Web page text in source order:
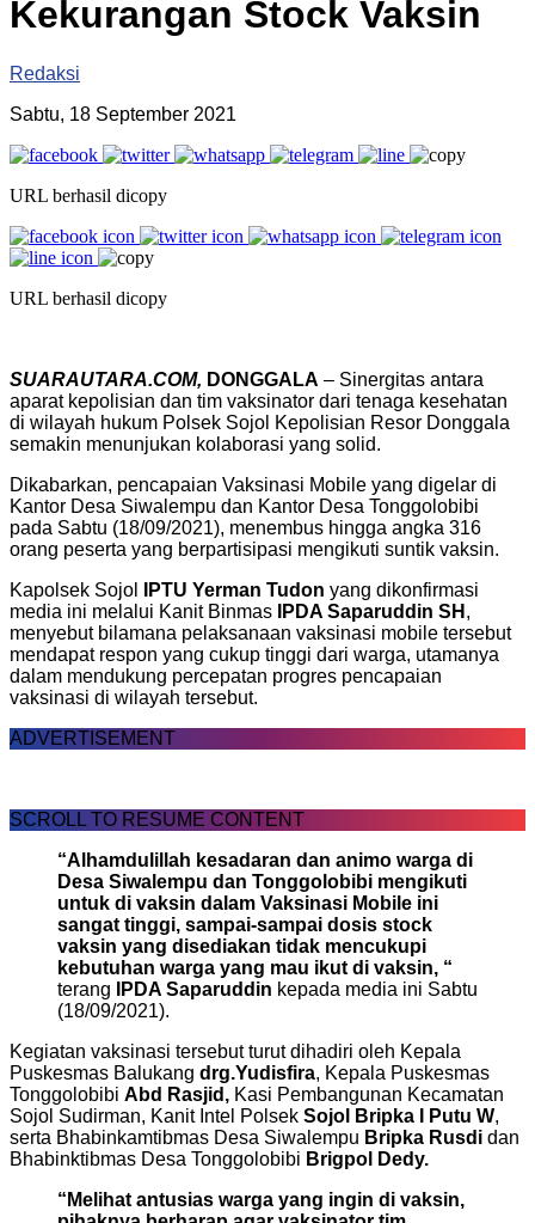
Kekurangan Stock Vaksin
Redaksi
Sabtu, 18 September 2021
URL berhasil dicopy
URL berhasil dicopy
SUARAUTARA.COM, DONGGALA – Sinergitas antara
aparat kepolisian dan tim vaksinator dari tenaga kesehatan
di wilayah hukum Polsek Sojol Kepolisian Resor Donggala
semakin menunjukan kolaborasi yang solid.
Dikabarkan, pencapaian Vaksinasi Mobile yang digelar di
Kantor Desa Siwalempu dan Kantor Desa Tonggolobibi
pada Sabtu (18/09/2021), menembus hingga angka 316
orang peserta yang berpartisipasi mengikuti suntik vaksin.
Kapolsek Sojol
IPTU Yerman Tudon yang dikonfirmasi
media ini melalui Kanit Binmas
IPDA Saparuddin SH ,
menyebut bilamana pelaksanaan vaksinasi mobile tersebut
mendapat respon yang cukup tinggi dari warga, utamanya
dalam mendukung percepatan progres pencapaian
vaksinasi di wilayah tersebut.
ADVERTISEMENT
SCROLL TO RESUME CONTENT
“Alhamdulillah kesadaran dan animo warga di
Desa Siwalempu dan Tonggolobibi mengikuti
untuk di vaksin dalam Vaksinasi Mobile ini
sangat tinggi, sampai-sampai dosis stock
vaksin yang disediakan tidak mencukupi
kebutuhan warga yang mau ikut di vaksin, “
terang
IPDA Saparuddin kepada media ini Sabtu
(18/09/2021).
Kegiatan vaksinasi tersebut turut dihadiri oleh Kepala
Puskesmas Balukang drg.Yudisfira, Kepala Puskesmas
Tonggolobibi Abd Rasjid, Kasi Pembangunan Kecamatan
Sojol Sudirman, Kanit Intel Polsek Sojol Bripka I Putu W,
serta Bhabinkamtibmas Desa Siwalempu Bripka Rusdi dan
Bhabinktibmas Desa Tonggolobibi Brigpol Dedy.
“Melihat antusias warga yang ingin di vaksin,